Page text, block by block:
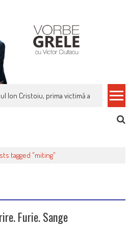
Ion Cristoiu, prima victimă a noi
tagged "miting"
Furie. Sange